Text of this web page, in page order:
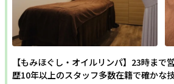
【もみほぐし・オイルリンパ】23時ま
歴10年以上のスタッフ多数在籍で確かな